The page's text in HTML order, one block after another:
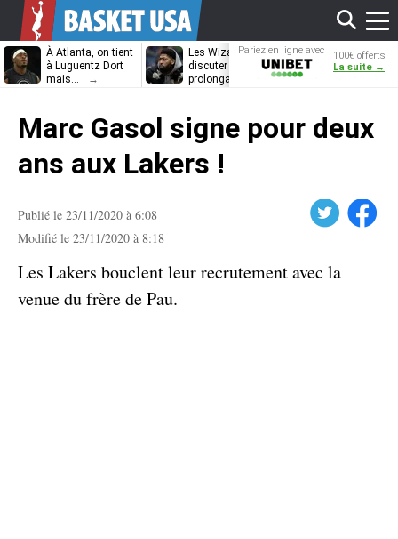
À Atlanta, on tient
à Luguentz Dort
mais…
Les Wizards vont
discuter
prolongation avec
Dennis
découvrira-t-il
Pariez en ligne avec
Unibet
100€ offerts
La suite →
Marc Gasol signe pour deux
ans aux Lakers !
Publié le 23/11/2020 à 6:08
Modifié le 23/11/2020 à 8:18
Facebook
Les Lakers bouclent leur recrutement avec la
venue du frère de Pau.